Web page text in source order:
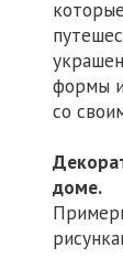
формы
со
доме.